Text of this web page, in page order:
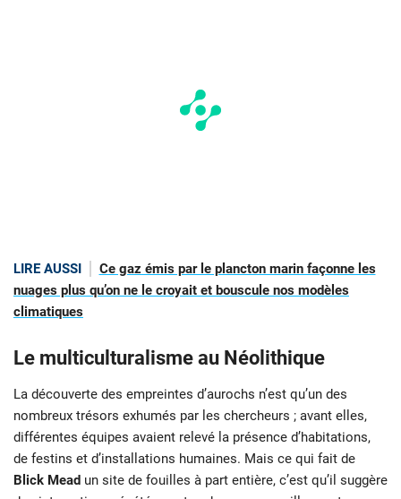
LIRE AUSSI
Ce gaz émis par le plancton marin façonne les
nuages plus qu’on ne le croyait et bouscule nos modèles
climatiques
Le multiculturalisme au Néolithique
La découverte des empreintes d’aurochs n’est qu’un des
nombreux trésors exhumés par les chercheurs ; avant elles,
différentes équipes avaient relevé la présence d’habitations,
de festins et d’installations humaines. Mais ce qui fait de
Blick Mead un site de fouilles à part entière, c’est qu’il suggère